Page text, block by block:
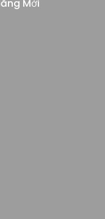
Mới